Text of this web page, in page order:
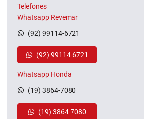
Telefones
Whatsapp Revemar
(92) 99114-6721
(92) 99114-6721
Whatsapp Honda
(19) 3864-7080
(19) 3864-7080